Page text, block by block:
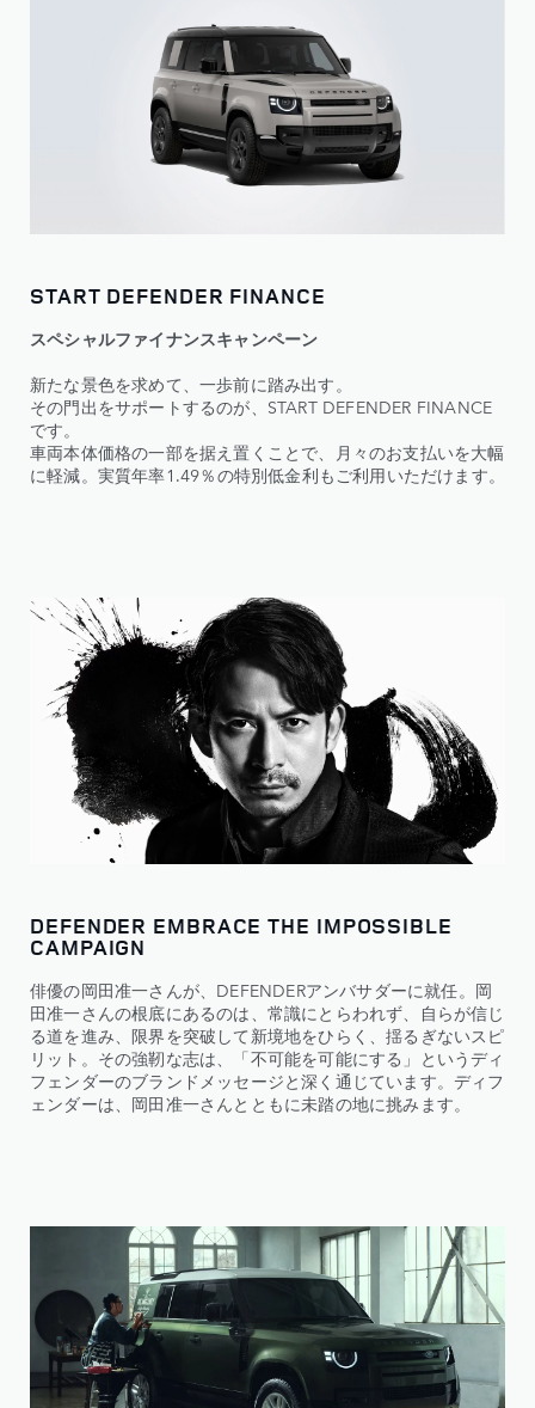
START DEFENDER FINANCE
スペシャルファイナンスキャンペーン
新たな景色を求めて、一歩前に踏み出す。
その門出をサポートするのが、START DEFENDER FINANCE
です。
車両本体価格の一部を据え置くことで、月々のお支払いを大幅
に軽減。実質年率1.49％の特別低金利もご利用いただけます。
DEFENDER EMBRACE THE IMPOSSIBLE
CAMPAIGN
俳優の岡田准一さんが、DEFENDERアンバサダーに就任。岡
田准一さんの根底にあるのは、常識にとらわれず、自らが信じ
る道を進み、限界を突破して新境地をひらく、揺るぎないスピ
リット。その強靭な志は、「不可能を可能にする」というディ
フェンダーのブランドメッセージと深く通じています。ディフ
ェンダーは、岡田准一さんとともに未踏の地に挑みます。